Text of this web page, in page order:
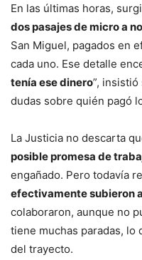
En las últimas horas,
dos pasajes de micro a
San Miguel, pagados en
cada uno. Ese detalle
tenía ese dinero”,
dudas sobre quién pagó
La Justicia no descarta
posible promesa de
engañado. Pero todavía
efectivamente subieron
colaboraron, aunque no
tiene muchas paradas, lo
del trayecto.